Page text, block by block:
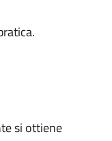
si ottiene